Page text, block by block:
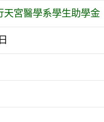
天宮醫學系學生助學金